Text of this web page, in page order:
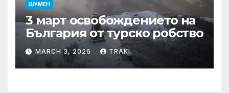
ШУМЕН
3 март освобождението на
България от турско робство
MARCH 3, 2026 TRAKI